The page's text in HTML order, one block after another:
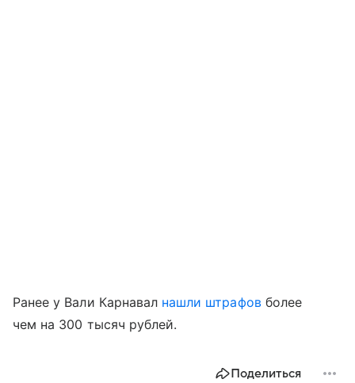
Ранее у Вали Карнавал нашли штрафовболее
чем на 300 тысяч рублей.
Поделиться